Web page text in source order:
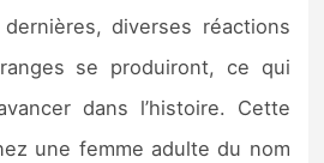
diverses réactions
se produiront, ce qui
dans l’histoire. Cette
une femme adulte du nom